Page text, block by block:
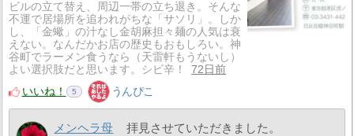
ビルの立て替え、周辺一帯の立ち退き。そんな
不運で居場所を追われがちな「サソリ」。しか
し、「金蠍」の汁なし金胡麻担々麺の人気は衰
えない。なんだかお店の歴史もおもしろい。神
谷町でラーメン食うなら（天雷軒もうないし）
よい選択肢だと思います。シビ辛！
72日前
いいね！
5 うんぴこ
メンヘラ母 拝見させていただきました。